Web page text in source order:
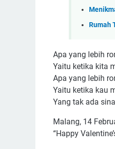
Rumah
Apa yang lebih
Yaitu ketika kita
Apa yang lebih
Yaitu ketika kau
Yang tak ada
Malang, 14
“Happy